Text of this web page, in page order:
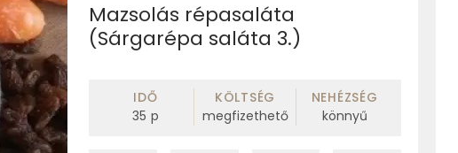
Mazsolás répasaláta
(Sárgarépa saláta 3.)
IDŐ
35 p
KÖLTSÉG
megfizethető
NEHÉZSÉG
könnyű